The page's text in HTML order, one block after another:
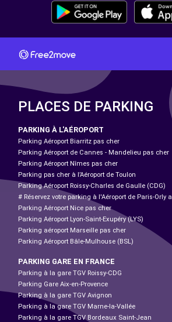
PLACES DE PARKING
PARKING À L'AÉROPORT
Parking Aéroport Biarritz pas cher
Parking Aéroport de Cannes - Mandelieu pas cher
Parking Aéroport Nîmes pas cher
Parking pas cher à l’Aéroport de Toulon
Parking Aéroport Roissy-Charles de Gaulle (CDG)
# Réservez votre parking à l'Aéroport de Paris-Orly
Parking Aéroport Nice pas cher
Parking Aéroport Lyon-Saint-Exupéry (LYS)
Parking aéroport Marseille pas cher
Parking Aéroport Bâle-Mulhouse (BSL)
PARKING GARE EN FRANCE
Parking à la gare TGV Roissy-CDG
Parking Gare Aix-en-Provence
Parking à la gare TGV Avignon
Parking à la gare TGV Marne-la-Vallée
Parking à la gare TGV Bordeaux Saint-Jean